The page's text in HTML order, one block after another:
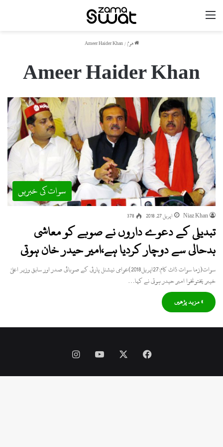
ھوم /
Ameer Haider Khan
Ameer Haider Khan
سوات کی خبریں
Niaz Khan اپریل 27, 2018 378
تبدیلی کے دعوے داروں نے صوبے کو معاشی
بدحالی سے دوچار کردیا ہے،امیر حیدر خان ہوتی
سوات(زما سوات ڈاٹ کام:27اپریل2018)عوامی نیشنل پارٹی کے صوبائی صدر اور سابق وزیر اعلیٰ
خیبر پختونخوا امیر حیدر ہوتی نے کہا…
» مزید پڑھیں
Facebook
YouTube